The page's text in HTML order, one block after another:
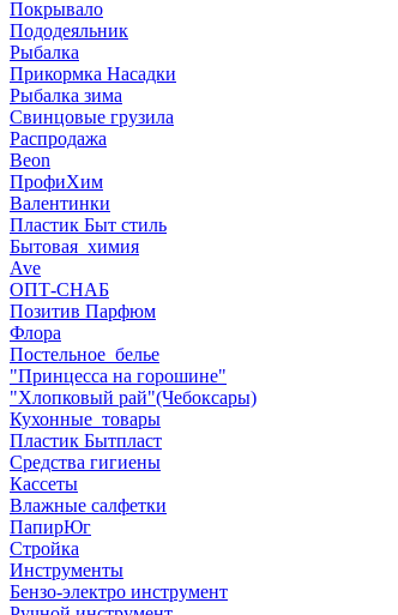
Покрывало
Пододеяльник
Рыбалка
Прикормка Насадки
Рыбалка зима
Свинцовые грузила
Распродажа
Beon
ПрофиХим
Валентинки
Пластик Быт стиль
Бытовая_химия
Ave
ОПТ-СНАБ
Позитив Парфюм
Флора
Постельное_белье
"Принцесса на горошине"
"Хлопковый рай"(Чебоксары)
Кухонные_товары
Пластик Бытпласт
Средства гигиены
Кассеты
Влажные салфетки
ПапирЮг
Стройка
Инструменты
Бензо-электро инструмент